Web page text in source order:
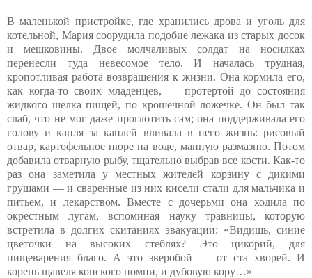
В маленькой пристройке, где хранились дрова и уголь для
котельной, Мария соорудила подобие лежака из старых досок
и мешковины. Двое молчаливых солдат на носилках
перенесли туда невесомое тело. И началась трудная,
кропотливая работа возвращения к жизни. Она кормила его,
как когда-то своих младенцев, — протертой до состояния
жидкого шелка пищей, по крошечной ложечке. Он был так
слаб, что не мог даже проглотить сам; она поддерживала его
голову и капля за каплей вливала в него жизнь: рисовый
отвар, картофельное пюре на воде, манную размазню. Потом
добавила отварную рыбу, тщательно выбрав все кости. Как-то
раз она заметила у местных жителей корзину с дикими
грушами — и сваренные из них кисели стали для мальчика и
питьем, и лекарством. Вместе с дочерьми она ходила по
окрестным лугам, вспоминая науку травницы, которую
встретила в долгих скитаниях эвакуации: «Видишь, синие
цветочки на высоких стеблях? Это цикорий, для
пищеварения благо. А это зверобой — от ста хворей. И
корень щавеля конского помни, и дубовую кору…»